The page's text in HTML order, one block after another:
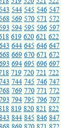
543 544 545 546 547
568 569 570 571 572
593 594 595 596 597
619 620 621 622
644 645 646 647
669 670 671 672
694 695 696 697
719 720 721 722
744 745 746 747
769 770 771 772
794 795 796 797
819 820 821 822
844 845 846 847